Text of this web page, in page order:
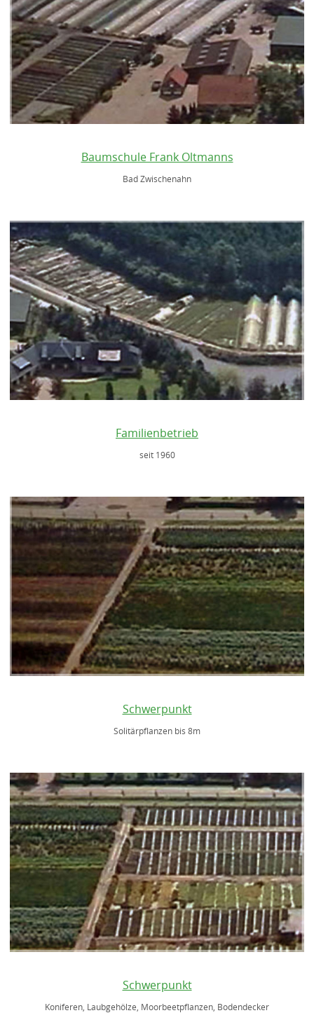
Baumschule Frank Oltmanns
Bad Zwischenahn
Familienbetrieb
seit 1960
Schwerpunkt
Solitärpflanzen bis 8m
Schwerpunkt
Koniferen, Laubgehölze, Moorbeetpflanzen, Bodendecker